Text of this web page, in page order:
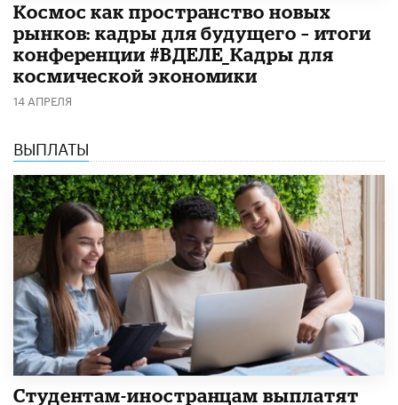
Космос как пространство новых
рынков: кадры для будущего – итоги
конференции #ВДЕЛЕ_Кадры для
космической экономики
14 АПРЕЛЯ
ВЫПЛАТЫ
Студентам-иностранцам выплатят